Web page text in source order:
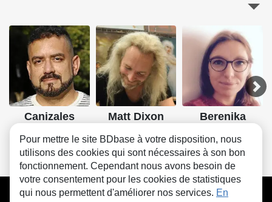
Canizales Matt Dixon
Berenika
CGU FAQ Contact Cookies
Pour mettre le site BDbase à votre disposition, nous
utilisons des cookies qui sont nécessaires à son bon
fonctionnement. Cependant nous avons besoin de
votre consentement pour les cookies de statistiques
qui nous permettent d'améliorer nos services. En